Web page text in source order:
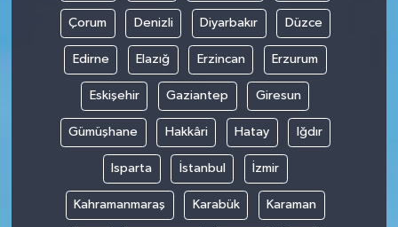
Çorum Denizli Diyarbakır Düzce
Edirne Elazığ Erzincan Erzurum
Eskişehir Gaziantep Giresun
Gümüşhane Hakkâri Hatay Iğdır
Isparta İstanbul İzmir
Kahramanmaraş Karabük Karaman